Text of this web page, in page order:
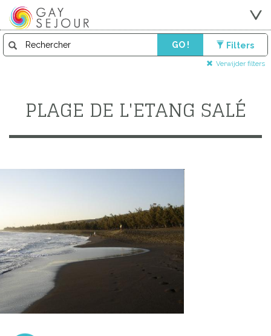
GO ! Filters
Verwijder filters
PLAGE DE L'ETANG SALÉ